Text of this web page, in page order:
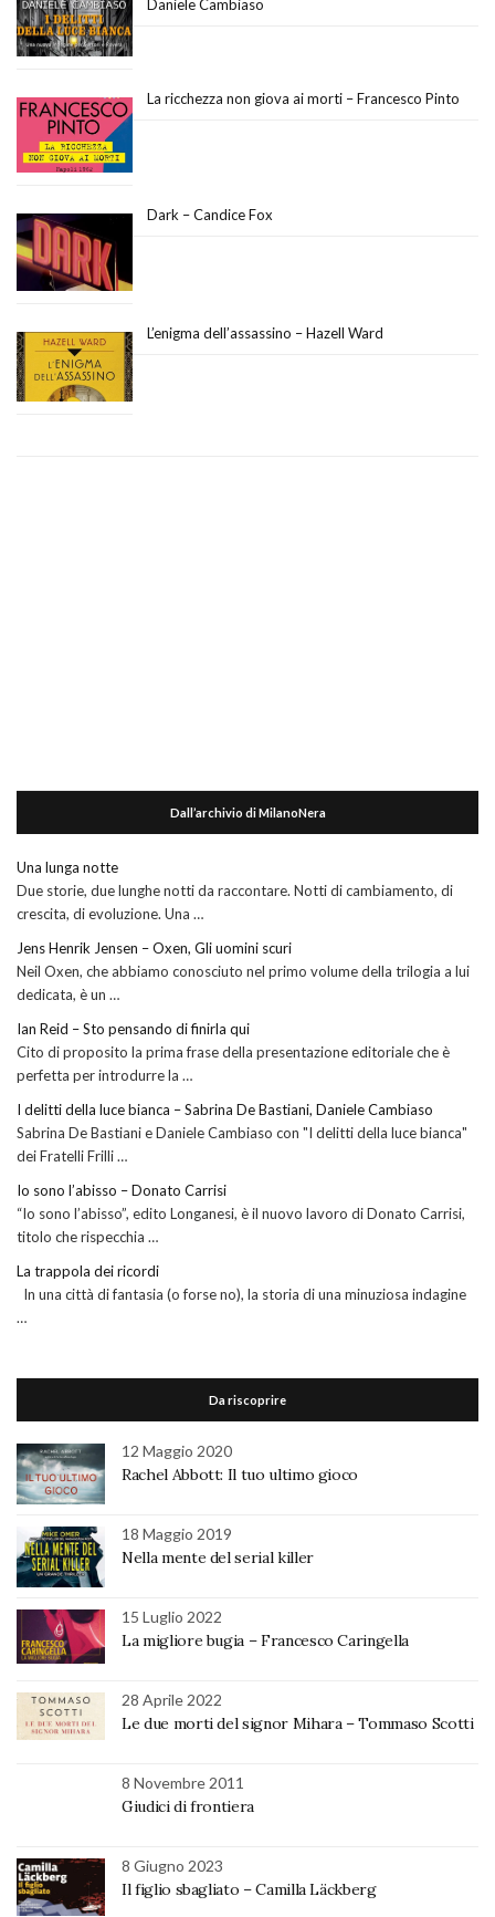
Daniele Cambiaso
La ricchezza non giova ai morti – Francesco Pinto
Dark – Candice Fox
L’enigma dell’assassino – Hazell Ward
Dall’archivio di MilanoNera
Una lunga notte
Due storie, due lunghe notti da raccontare. Notti di cambiamento, di
crescita, di evoluzione. Una …
Jens Henrik Jensen – Oxen, Gli uomini scuri
Neil Oxen, che abbiamo conosciuto nel primo volume della trilogia a lui
dedicata, è un …
Ian Reid – Sto pensando di finirla qui
Cito di proposito la prima frase della presentazione editoriale che è
perfetta per introdurre la …
I delitti della luce bianca – Sabrina De Bastiani, Daniele Cambiaso
Sabrina De Bastiani e Daniele Cambiaso con "I delitti della luce bianca"
dei Fratelli Frilli …
Io sono l’abisso – Donato Carrisi
“Io sono l’abisso”, edito Longanesi, è il nuovo lavoro di Donato Carrisi,
titolo che rispecchia …
La trappola dei ricordi
In una città di fantasia (o forse no), la storia di una minuziosa indagine
…
Da riscoprire
12 Maggio 2020
Rachel Abbott: Il tuo ultimo gioco
18 Maggio 2019
Nella mente del serial killer
15 Luglio 2022
La migliore bugia – Francesco Caringella
28 Aprile 2022
Le due morti del signor Mihara – Tommaso Scotti
8 Novembre 2011
Giudici di frontiera
8 Giugno 2023
Il figlio sbagliato – Camilla Läckberg